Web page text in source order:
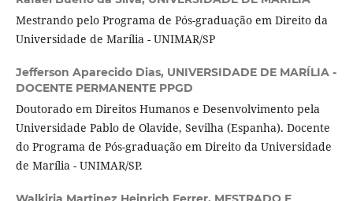
Mestrando pelo Programa de Pós-graduação em Direito da
Universidade de Marília - UNIMAR/SP
Jefferson Aparecido Dias, UNIVERSIDADE DE MARÍLIA -
DOCENTE PERMANENTE PPGD
Doutorado em Direitos Humanos e Desenvolvimento pela
Universidade Pablo de Olavide, Sevilha (Espanha). Docente
do Programa de Pós-graduação em Direito da Universidade
de Marília - UNIMAR/SP.